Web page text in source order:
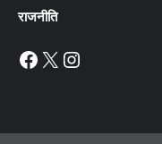
राजनीति
Facebook
X Instagram